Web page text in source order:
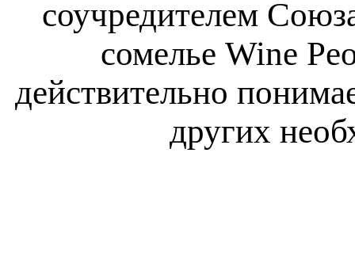
соучредителем
сомелье Wine
действительно
других